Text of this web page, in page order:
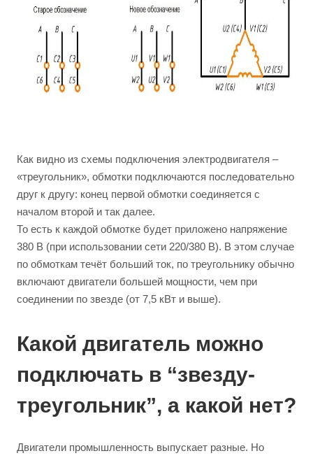
Как видно из схемы подключения электродвигателя –
«треугольник», обмотки подключаются последовательно
друг к другу: конец первой обмотки соединяется с
началом второй и так далее.
То есть к каждой обмотке будет приложено напряжение
380 В (при использовании сети 220/380 В). В этом случае
по обмоткам течёт больший ток, по треугольнику обычно
включают двигатели большей мощности, чем при
соединении по звезде (от 7,5 кВт и выше).
Какой двигатель можно
подключать в “звезду-
треугольник”, а какой нет?
Двигатели промышленность выпускает разные. Но